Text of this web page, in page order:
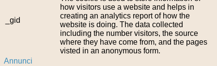
_gid
how visitors use a website and helps in
creating an analytics report of how the
website is doing. The data collected
including the number visitors, the source
where they have come from, and the pages
visted in an anonymous form.
Annunci